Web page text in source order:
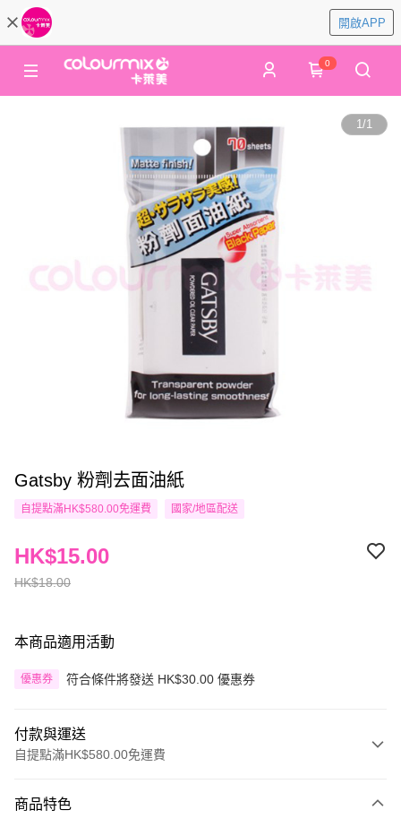
開啟APP
0
1/1
Gatsby 粉劑去面油紙
自提點滿HK$580.00免運費 國家/地區配送
HK$18.00
HK$15.00
本商品適用活動
優惠券 符合條件將發送 HK$30.00 優惠券
付款與運送
自提點滿HK$580.00免運費
信用卡
商品特色